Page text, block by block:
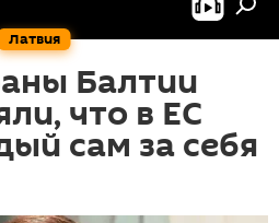
Латвия
Балтии
что в ЕС
сам за себя